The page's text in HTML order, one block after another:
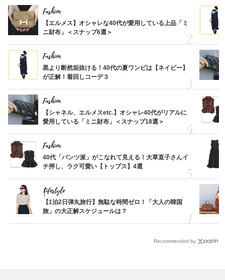
Fashion
【エルメス】オシャレな40代が愛用している上品「ミ
ニ財布」＜スナップ6選＞
Fashion
黒より断然垢抜ける！40代の夏ワンピは【ネイビー】
が正解！着回しコーデ３
Fashion
【シャネル、エルメスetc.】オシャレ40代がリアルに
愛用している「ミニ財布」＜スナップ18選＞
Fashion
40代「パンツ派」がこなれて見える！大草直子さんイ
チ押し、ラク可愛い【トップス】4選
Lifestyle
【1泊2日弾丸旅行】無駄な時間ゼロ！「大人の韓国
旅」の大正解スケジュールは？
Recommended by